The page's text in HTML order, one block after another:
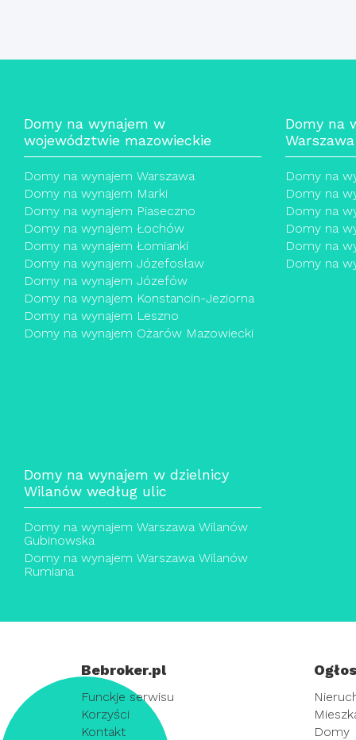
Domy na wynajem w
województwie mazowieckie
Domy na wynajem Warszawa
Domy na wynajem Marki
Domy na wynajem Piaseczno
Domy na wynajem Łochów
Domy na wynajem Łomianki
Domy na wynajem Józefosław
Domy na wynajem Józefów
Domy na wynajem Konstancin-Jeziorna
Domy na wynajem Leszno
Domy na wynajem Ożarów Mazowiecki
Domy na
Warszawa
Domy na
Domy na
Domy na
Domy na
Domy na
Domy na
Domy na wynajem w dzielnicy
Wilanów według ulic
Domy na wynajem Warszawa Wilanów
Gubinowska
Domy na wynajem Warszawa Wilanów
Rumiana
Bebroker.pl
Funckje serwisu
Korzyści
Kontakt
Domy